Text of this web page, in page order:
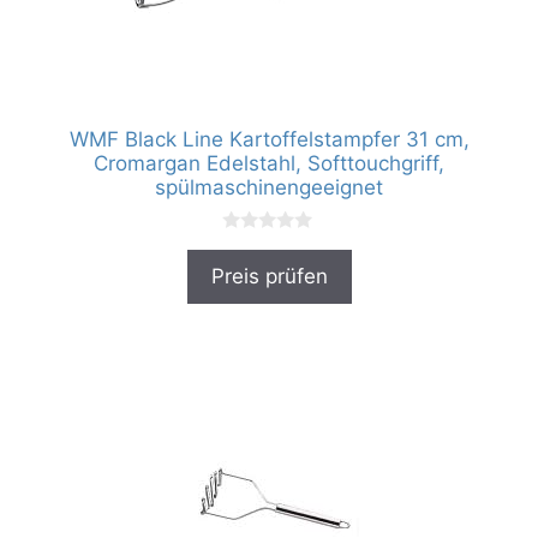
WMF Black Line Kartoffelstampfer 31 cm,
Cromargan Edelstahl, Softtouchgriff,
spülmaschinengeeignet
o
Preis prüfen